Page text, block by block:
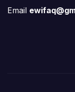
Email